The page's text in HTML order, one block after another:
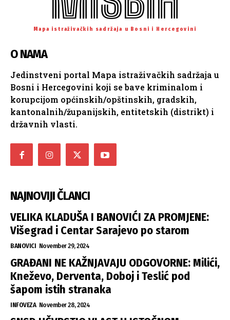
Mapa istraživačkih sadržaja u Bosni i Hercegovini
O NAMA
Jedinstveni portal Mapa istraživačkih sadržaja u
Bosni i Hercegovini koji se bave kriminalom i
korupcijom općinskih/opštinskih, gradskih,
kantonalnih/županijskih, entitetskih (distrikt) i
državnih vlasti.
NAJNOVIJI ČLANCI
VELIKA KLADUŠA I BANOVIĆI ZA PROMJENE:
Višegrad i Centar Sarajevo po starom
BANOVICI November 29, 2024
GRAĐANI NE KAŽNJAVAJU ODGOVORNE: Milići,
Kneževo, Derventa, Doboj i Teslić pod
šapom istih stranaka
INFOVEZA November 28, 2024